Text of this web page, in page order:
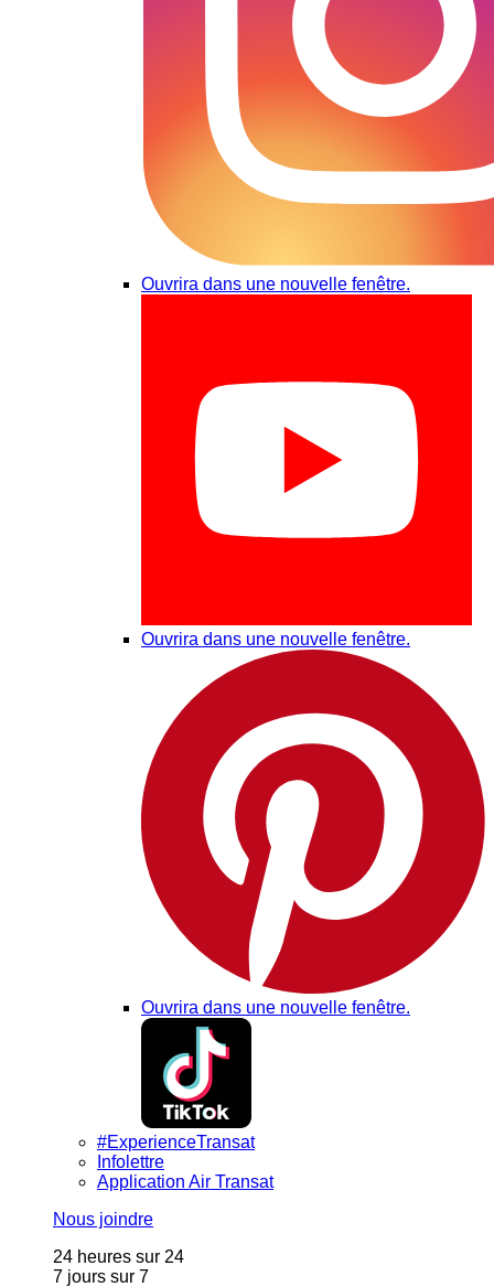
Ouvrira dans une nouvelle fenêtre.
Ouvrira dans une nouvelle fenêtre.
Ouvrira dans une nouvelle fenêtre.
#ExperienceTransat
Infolettre
Application Air Transat
Nous joindre
24 heures sur 24
7 jours sur 7